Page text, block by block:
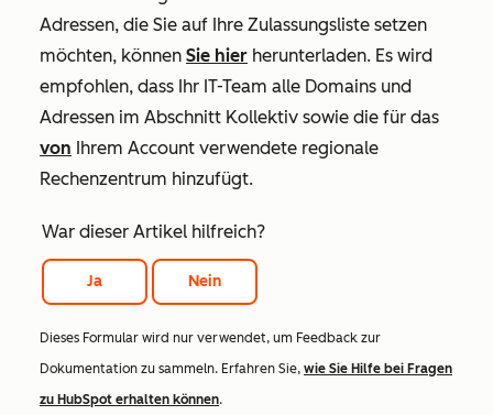
Adressen, die Sie auf Ihre Zulassungsliste setzen
möchten, können Sie hier herunterladen. Es wird
empfohlen, dass Ihr IT-Team alle Domains und
Adressen im Abschnitt Kollektiv sowie die für das
von Ihrem Account verwendete regionale
Rechenzentrum hinzufügt.
War dieser Artikel hilfreich?
Ja Nein
Dieses Formular wird nur verwendet, um Feedback zur
Dokumentation zu sammeln. Erfahren Sie, wie Sie Hilfe bei Fragen
zu HubSpot erhalten können.